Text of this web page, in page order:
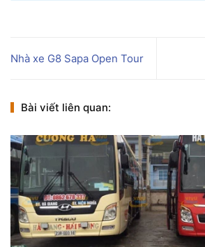
Nhà xe G8 Sapa Open Tour
Bài viết liên quan: